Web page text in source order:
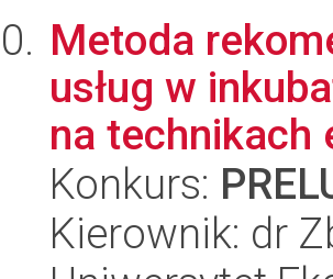
Metoda
usług w
na technikach
Konkurs:
Kierownik: dr